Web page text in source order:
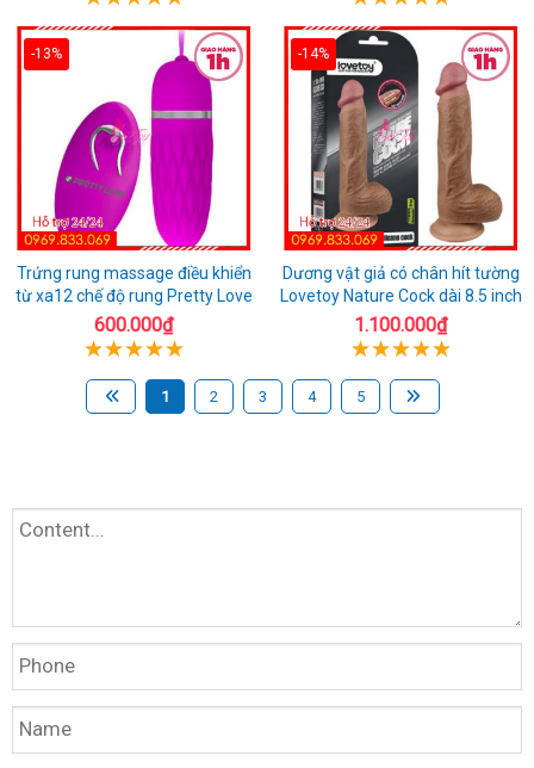
-13%
Trứng rung massage điều khiển
từ xa12 chế độ rung Pretty Love
600.000₫
-14%
Dương vật giả có chân hít tường
Lovetoy Nature Cock dài 8.5 inch
1.100.000₫
1 2 3 4 5